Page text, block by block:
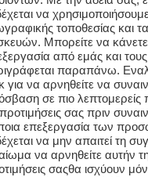
is no longer a
redefining how
να
τοποθεσίας και
Μπορείτε να κάνετε
από εμάς και
παραπάνω.
για να αρνηθείτε να
σε πιο λεπτομερείς
προτιμήσεις σας πριν
επεξεργασία των
να μην απαιτεί τη
να αρνηθείτε αυτήν
σαςθα ισχύουν